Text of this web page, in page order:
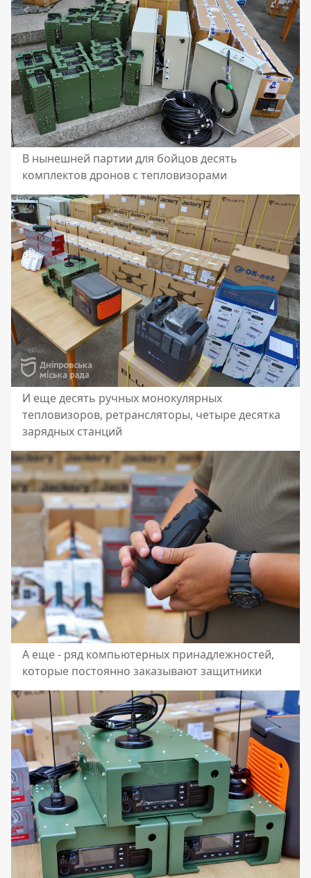
В нынешней партии для бойцов десять
комплектов дронов с тепловизорами
И еще десять ручных монокулярных
тепловизоров, ретрансляторы, четыре десятка
зарядных станций
А еще - ряд компьютерных принадлежностей,
которые постоянно заказывают защитники